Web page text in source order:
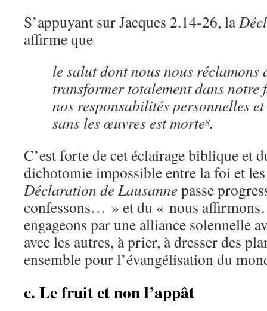
S’appuyant sur Jacques 2.14-26, la
affirme que
le salut dont nous nous réclamons
transformer totalement dans notre
nos responsabilités personnelles
sans les œuvres est morte8.
C’est forte de cet éclairage biblique et
dichotomie impossible entre la foi et
Déclaration de Lausannepasse
confessons… » et du « nous
engageons par une alliance solennelle
avec les autres, à prier, à dresser des
ensemble pour l’évangélisation du
c. Le fruit et non l’appât